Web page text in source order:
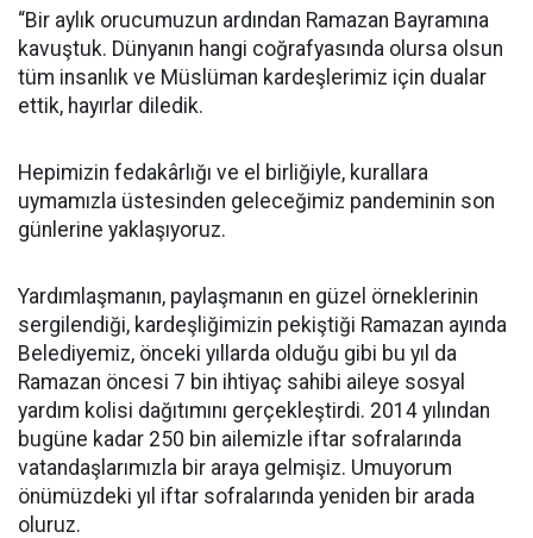
“Bir aylık orucumuzun ardından Ramazan Bayramına
kavuştuk. Dünyanın hangi coğrafyasında olursa olsun
tüm insanlık ve Müslüman kardeşlerimiz için dualar
ettik, hayırlar diledik.
Hepimizin fedakârlığı ve el birliğiyle, kurallara
uymamızla üstesinden geleceğimiz pandeminin son
günlerine yaklaşıyoruz.
Yardımlaşmanın, paylaşmanın en güzel örneklerinin
sergilendiği, kardeşliğimizin pekiştiği Ramazan ayında
Belediyemiz, önceki yıllarda olduğu gibi bu yıl da
Ramazan öncesi 7 bin ihtiyaç sahibi aileye sosyal
yardım kolisi dağıtımını gerçekleştirdi. 2014 yılından
bugüne kadar 250 bin ailemizle iftar sofralarında
vatandaşlarımızla bir araya gelmişiz. Umuyorum
önümüzdeki yıl iftar sofralarında yeniden bir arada
oluruz.